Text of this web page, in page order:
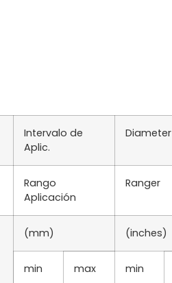
Intervalo de
Aplic.
Diameter
Rango
Aplicación
Ranger
(mm) (inches)
min max min